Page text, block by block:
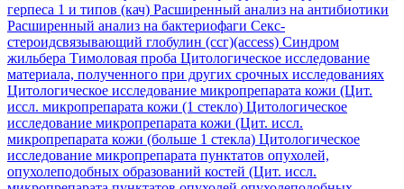
герпеса 1 и типов (кач) Расширенный анализ на антибиотики
Расширенный анализ на бактериофаги Секс-
стероидсвязывающий глобулин (ссг)(access) Синдром
жильбера Тимоловая проба Цитологическое исследование
материала, полученного при других срочных исследованиях
Цитологическое исследование микропрепарата кожи (Цит.
иссл. микропрепарата кожи (1 стекло) Цитологическое
исследование микропрепарата кожи (Цит. иссл.
микропрепарата кожи (больше 1 стекла) Цитологическое
исследование микропрепарата пунктатов опухолей,
опухолеподобных образований костей (Цит. иссл.